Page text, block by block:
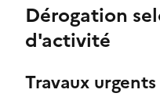
Dérogation
d'activité
Travaux urgents